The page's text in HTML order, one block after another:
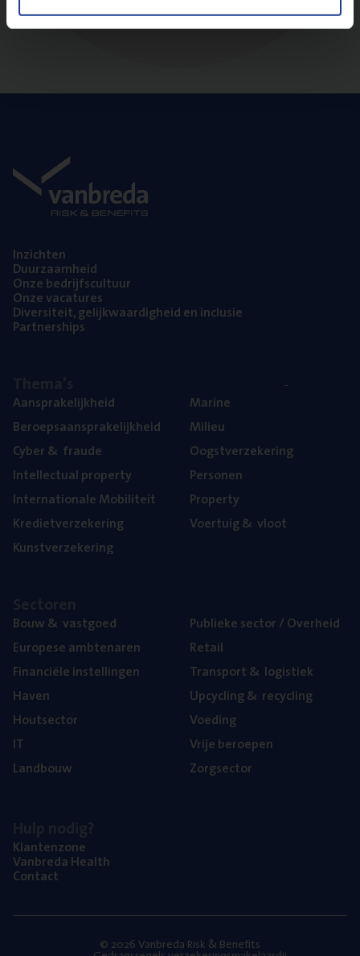
Inzich­ten
Duur­zaam­heid
Onze bedrijfs­cul­tuur
Onze vaca­tu­res
Diver­si­teit, gelijk­waar­dig­heid en inclusie
Part­ner­ships
Aan­spra­ke­lijk­heid
Beroeps­aan­spra­ke­lijk­heid
Cyber& fraude
Intel­lec­tu­al property
Inter­na­ti­o­na­le Mobiliteit
Kre­diet­ver­ze­ke­ring
Kunst­ver­ze­ke­ring
Mari­ne
Mili­eu
Oogst­ver­ze­ke­ring
Per­so­nen
Pro­per­ty
Voer­tuig& vloot
Bouw& vastgoed
Euro­pe­se ambtenaren
Finan­ci­ë­le instellingen
Haven
Hout­sec­tor
IT
Land­bouw
Publie­ke sec­tor / Overheid
Retail
Trans­port& logistiek
Upcy­cling& recycling
Voe­ding
Vrije beroe­pen
Zorg­sec­tor
Klan­ten­zo­ne
Van­b­re­da Health
Con­tact
© 2026 Vanbreda Risk & Benefits